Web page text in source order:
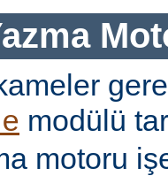
modülü
motoru